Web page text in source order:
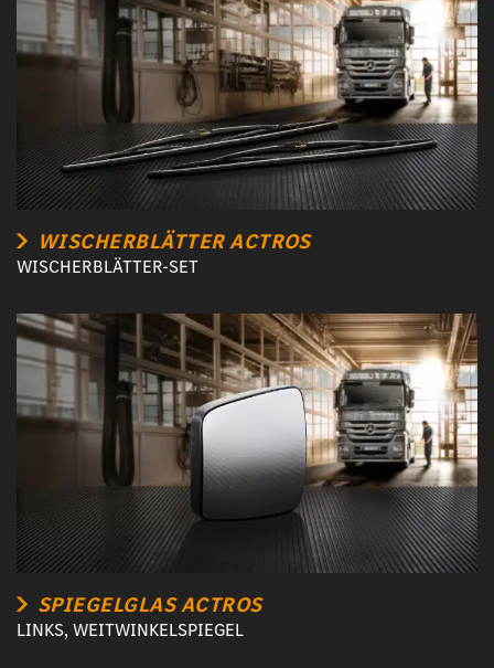
WISCHERBLÄTTER ACTROS
WISCHERBLÄTTER-SET
SPIEGELGLAS ACTROS
LINKS, WEITWINKELSPIEGEL